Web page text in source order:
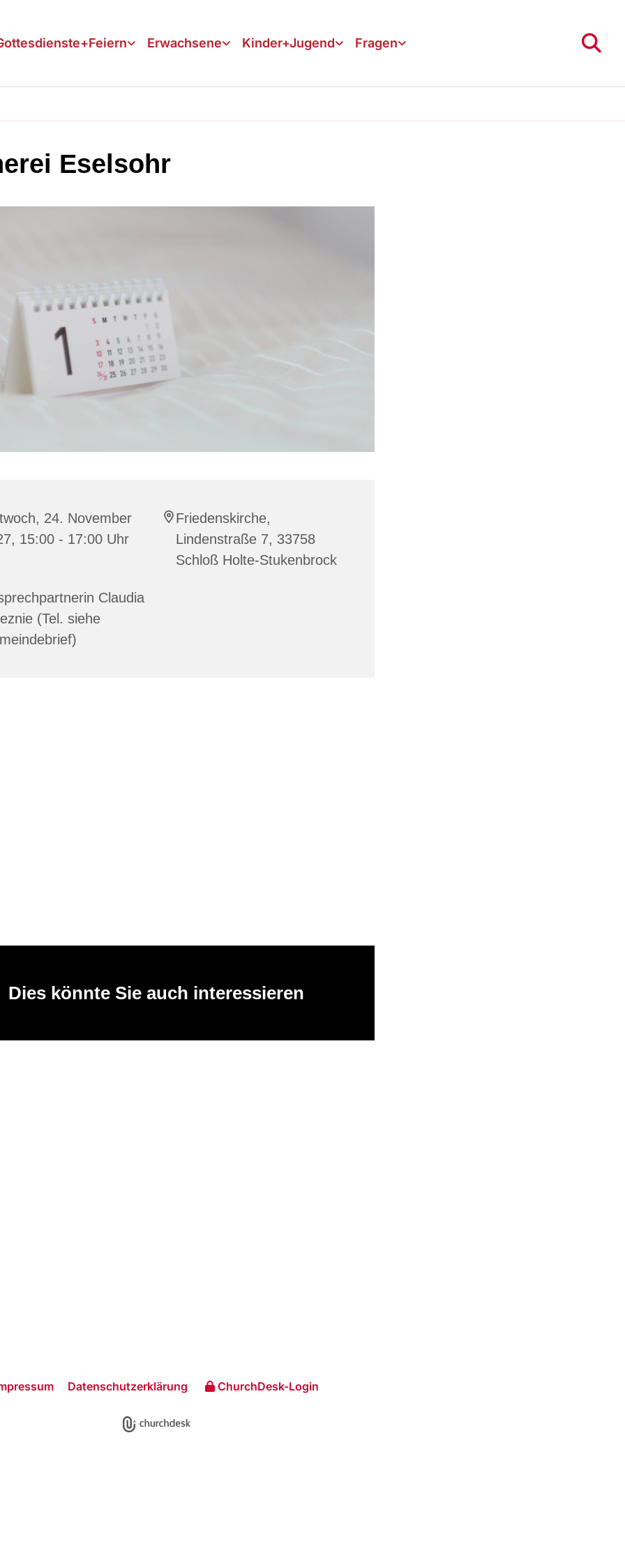
Erwachsene Kinder+Jugend Fragen
Eselsohr
24. November
15:00 - 17:00 Uhr
Friedenskirche,
Lindenstraße 7, 33758
Schloß Holte-Stukenbrock
Claudia
(Tel. siehe
Dies könnte Sie auch interessieren
Datenschutzerklärung ChurchDesk-Login